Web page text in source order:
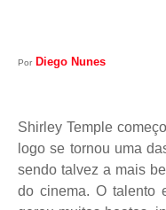
Por Diego Nunes
Shirley Temple
logo se tornou uma
sendo talvez a mais
do cinema. O talento